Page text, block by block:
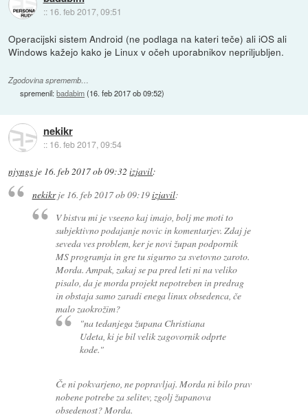
:: 16. feb 2017, 09:51
Operacijski sistem Android (ne podlaga na kateri teče) ali iOS ali
Windows kažejo kako je Linux v očeh uporabnikov nepriljubljen.
Zgodovina sprememb…
spremenil:badabim(16. feb 2017 ob 09:52)
nekikr
:: 16. feb 2017, 09:54
njyngs je 16. feb 2017 ob 09:32 izjavil:
nekikrje 16. feb 2017 ob 09:19izjavil:
V bistvu mi je vseeno kaj imajo, bolj me moti to
subjektivno podajanje novic in komentarjev. Zdaj je
seveda ves problem, ker je novi župan podpornik
MS programja in gre tu sigurno za svetovno zaroto.
Morda. Ampak, zakaj se pa pred leti ni na veliko
pisalo, da je morda projekt nepotreben in predrag
in obstaja samo zaradi enega linux obsedenca, če
malo zaokrožim?
"na tedanjega župana Christiana
Udeta, ki je bil velik zagovornik odprte
kode."
Če ni pokvarjeno, ne popravljaj. Morda ni bilo prav
nobene potrebe za selitev, zgolj županova
obsedenost? Morda.